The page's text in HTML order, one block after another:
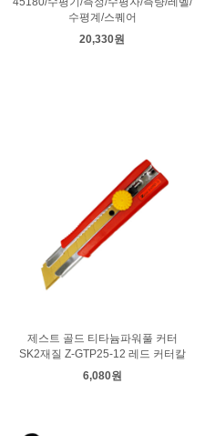
수평계/스퀘어
20,330원
제스트 골드 티타늄파워풀 커터
SK2재질 Z-GTP25-12 레드 커터칼
6,080원